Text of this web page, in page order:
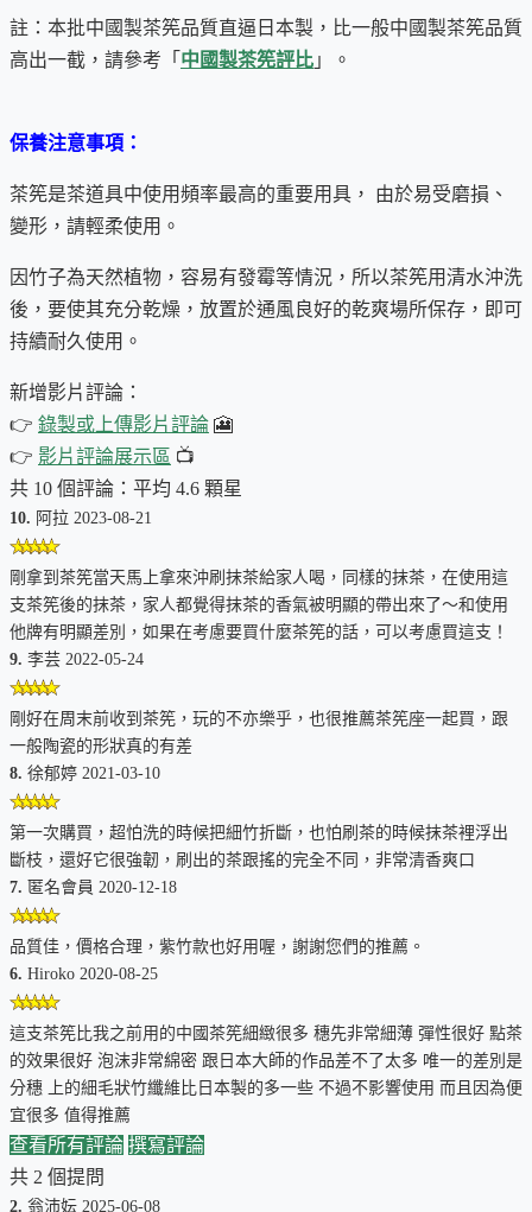
但分枝數多，有可能比較不耐用，或竹子根部較粗不好
使用
本產品高級百本立茶筅特色如下：
薄茶用
內外各大約有100根細枝
能產生細緻泡沫，耐用度也高
產地 ： 中國
註：本批中國製茶筅品質直逼日本製，比一般中國製茶筅品質
高出一截，請參考「中國製茶筅評比」。
保養注意事項：
茶筅是茶道具中使用頻率最高的重要用具， 由於易受磨損、
變形，請輕柔使用。
因竹子為天然植物，容易有發霉等情況，所以茶筅用清水沖洗
後，要使其充分乾燥，放置於通風良好的乾爽場所保存，即可
持續耐久使用。
特價加購說明：
茶筅座：茶筅座可用來保持茶筅的狀況良好，沒使用茶筅座的
茶筅很快會「原形畢露」，見下圖。
註：本批中國製茶筅品質直逼日本製，比一般中國製茶筅品質
高出一截，請參考「 中國製茶筅評比 」。
保養注意事項：
茶筅是茶道具中使用頻率最高的重要用具， 由於易受磨損、
變形，請輕柔使用。
因竹子為天然植物，容易有發霉等情況，所以茶筅用清水沖洗
後，要使其充分乾燥，放置於通風良好的乾爽場所保存，即可
持續耐久使用。
新增影片評論：
👉 錄製或上傳影片評論 🎦
👉 影片評論展示區 📺
共 10 個評論：平均 4.6 顆星
10. 阿拉 2023-08-21
剛拿到茶筅當天馬上拿來沖刷抹茶給家人喝，同樣的抹茶，在使用這
支茶筅後的抹茶，家人都覺得抹茶的香氣被明顯的帶出來了～和使用
他牌有明顯差別，如果在考慮要買什麼茶筅的話，可以考慮買這支！
9. 李芸 2022-05-24
剛好在周末前收到茶筅，玩的不亦樂乎，也很推薦茶筅座一起買，跟
一般陶瓷的形狀真的有差
8. 徐郁婷 2021-03-10
第一次購買，超怕洗的時候把細竹折斷，也怕刷茶的時候抹茶裡浮出
斷枝，還好它很強韌，刷出的茶跟搖的完全不同，非常清香爽口
7. 匿名會員 2020-12-18
品質佳，價格合理，紫竹款也好用喔，謝謝您們的推薦。
6. Hiroko 2020-08-25
這支茶筅比我之前用的中國茶筅細緻很多 穗先非常細薄 彈性很好 點茶
的效果很好 泡沫非常綿密 跟日本大師的作品差不了太多 唯一的差別是
分穗 上的細毛狀竹纖維比日本製的多一些 不過不影響使用 而且因為便
宜很多 值得推薦
查看所有評論 撰寫評論
共 2 個提問
2. 翁沛妘 2025-06-08